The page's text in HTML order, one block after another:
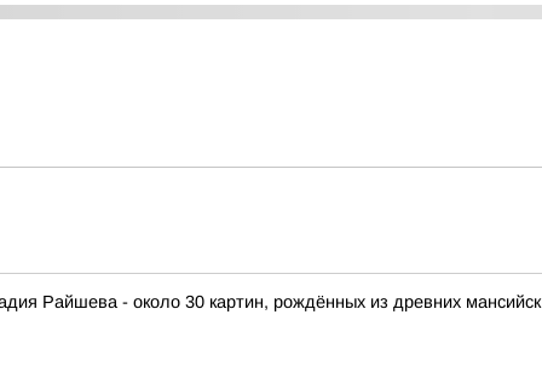
Райшева - около 30 картин, рождённых из древних